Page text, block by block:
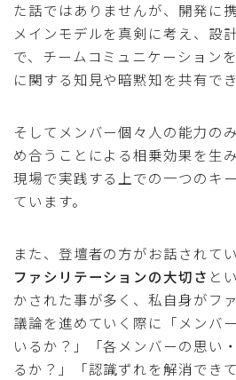
た話ではありませんが、開発に
メインモデルを真剣に考え、設
で、チームコミュニケーション
に関する知見や暗黙知を共有で
そしてメンバー個々人の能力の
め合うことによる相乗効果を生
現場で実践する上での一つのキ
ています。
また、登壇者の方がお話されて
ファシリテーションの大切さ と
かされた事が多く、私自身がフ
議論を進めていく際に「メンバ
いるか？」「各メンバーの思い
るか？」「認識ずれを解消でき